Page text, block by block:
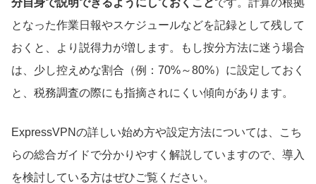
となった作業日報やスケジュールなどを記録として残して
おくと、より説得力が増します。もし按分方法に迷う場合
は、少し控えめな割合（例：70%～80%）に設定しておく
と、税務調査の際にも指摘されにくい傾向があります。
ExpressVPNの詳しい始め方や設定方法については、こち
らの総合ガイドで分かりやすく解説していますので、導入
を検討している方はぜひご覧ください。